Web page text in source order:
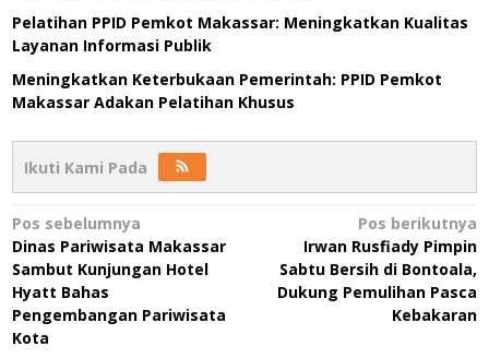
Pelatihan PPID Pemkot Makassar: Meningkatkan Kualitas
Layanan Informasi Publik
Meningkatkan Keterbukaan Pemerintah: PPID Pemkot
Makassar Adakan Pelatihan Khusus
Ikuti Kami Pada
Navigasi
pos
Pos sebelumnya
Dinas Pariwisata Makassar
Sambut Kunjungan Hotel
Hyatt Bahas
Pengembangan Pariwisata
Kota
Pos berikutnya
Irwan Rusfiady Pimpin
Sabtu Bersih di Bontoala,
Dukung Pemulihan Pasca
Kebakaran